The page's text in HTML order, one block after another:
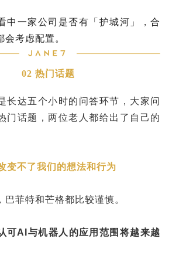
中一家公司是否有「护城河」，合
考虑配置。
02 热门话题
长达五个小时的问答环节，大家问
门话题，两位老人都给出了自己的
变不了我们的想法和行为
巴菲特和芒格都比较谨慎。
可AI与机器人的应用范围将越来越